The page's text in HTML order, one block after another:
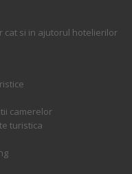
cat si in ajutorul hotelierilor
camerelor
turistica